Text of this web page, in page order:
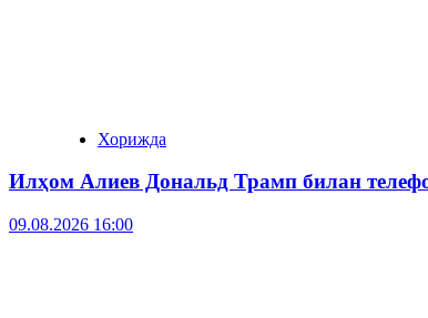
Хорижда
Илҳом Алиев Дональд Трамп билан
09.08.2026 16:00